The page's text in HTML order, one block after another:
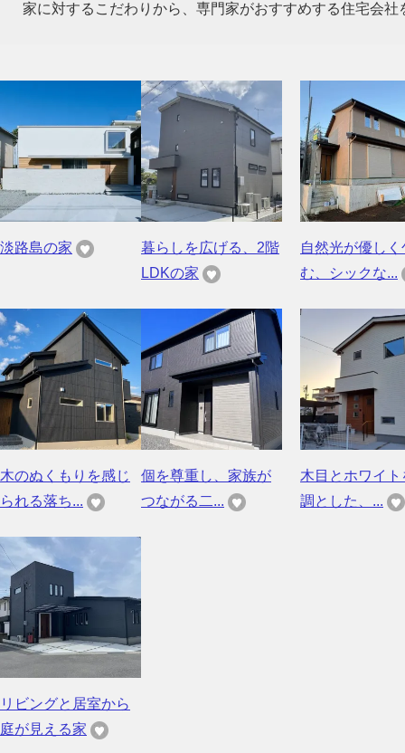
家に対するこだわりから、専門家がおすすめする住宅会社
淡路島の家
暮らしを広げる、2階
LDKの家
自然光が優しく
む、シックな...
木のぬくもりを感じ
られる落ち...
個を尊重し、家族が
つながる二...
木目とホワイト
調とした、...
リビングと居室から
庭が見える家